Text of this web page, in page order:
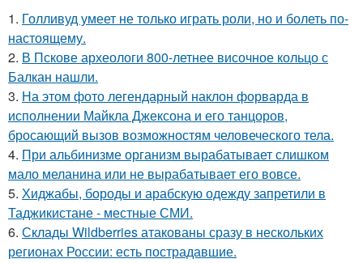
1. Голливуд умеет не только играть роли, но и болеть по-
настоящему.
2. В Пскове археологи 800-летнее височное кольцо с
Балкан нашли.
3. На этом фото легендарный наклон форварда в
исполнении Майкла Джексона и его танцоров,
бросающий вызов возможностям человеческого тела.
4. При альбинизме организм вырабатывает слишком
мало меланина или не вырабатывает его вовсе.
5. Хиджабы, бороды и арабскую одежду запретили в
Таджикистане - местные СМИ.
6. Склады Wildberries атакованы сразу в нескольких
регионах России: есть пострадавшие.